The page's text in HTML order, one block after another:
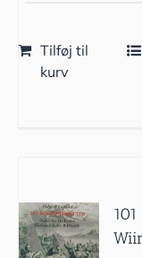
Tilføj til
kurv